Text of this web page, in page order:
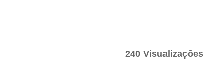
240 Visualizações